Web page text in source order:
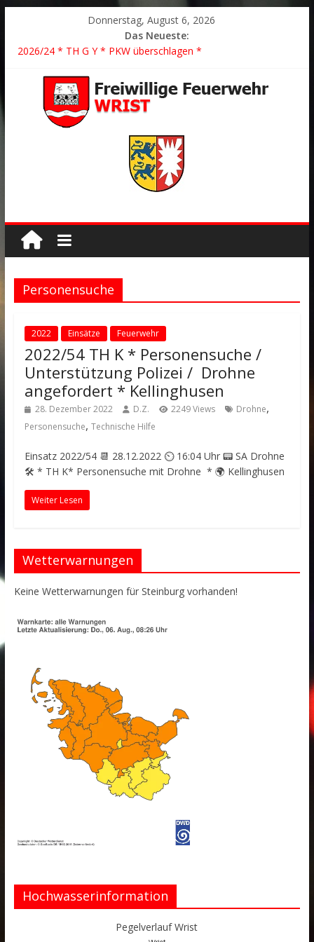
Donnerstag, August 6, 2026
Das Neueste:
2026/21 Löschhilfe * FEU WALD * Feuer/Rauchentwicklung *
Föhrden-Barl *
2026/23 TH K Y * Person in festsitzendem Aufzug *
2026/22 TH Y * VU * 1 Person klemmt * Hingstheide
Der schönste Einsatz des Jahres 2026
Personensuche
2022 Einsätze Feuerwehr
2022/54 TH K * Personensuche /
Unterstützung Polizei / Drohne
angefordert * Kellinghusen
28. Dezember 2022 D.Z. 2249 Views Drohne,
Personensuche, Technische Hilfe
Einsatz 2022/54 📆 28.12.2022 ⏲ 16:04 Uhr 📟 SA Drohne
🛠️ * TH K* Personensuche mit Drohne * 🌍 Kellinghusen
Weiter Lesen
Wetterwarnungen
Keine Wetterwarnungen für Steinburg vorhanden!
Hochwasserinformation
Pegelverlauf Wrist